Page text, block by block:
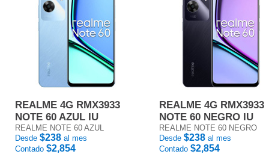
REALME 4G RMX3933
NOTE 60 AZUL IU
REALME NOTE 60 AZUL
Desde $238 al mes
Contado $2,854
REALME 4G RMX3933
NOTE 60 NEGRO IU
REALME NOTE 60 NEGRO
Desde $238 al mes
Contado $2,854